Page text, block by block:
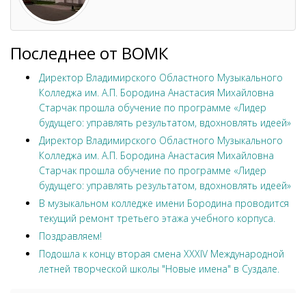
Последнее от ВОМК
Директор Владимирского Областного Музыкального
Колледжа им. А.П. Бородина Анастасия Михайловна
Старчак прошла обучение по программе «Лидер
будущего: управлять результатом, вдохновлять идеей»
Директор Владимирского Областного Музыкального
Колледжа им. А.П. Бородина Анастасия Михайловна
Старчак прошла обучение по программе «Лидер
будущего: управлять результатом, вдохновлять идеей»
В музыкальном колледже имени Бородина проводится
текущий ремонт третьего этажа учебного корпуса.
Поздравляем!
Подошла к концу вторая смена XXXIV Международной
летней творческой школы "Новые имена" в Суздале.